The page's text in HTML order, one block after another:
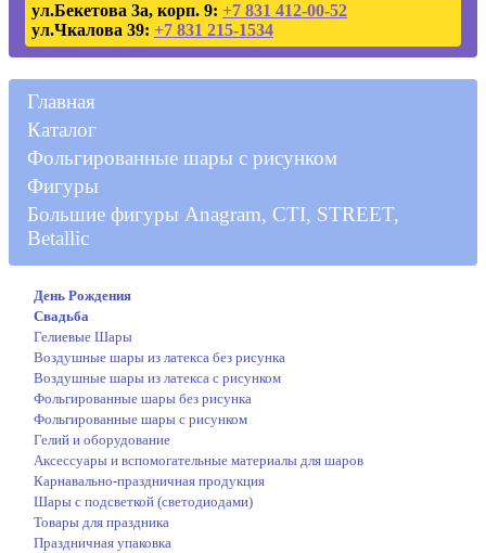
ул.Бекетова 3а, корп. 9: +7 831 412-00-52
ул.Чкалова 39: +7 831 215-1534
Главная
Каталог
Фольгированные шары с рисунком
Фигуры
Большие фигуры Anagram, CTI, STREET,
Betallic
День Рождения
Свадьба
Гелиевые Шары
Воздушные шары из латекса без рисунка
Воздушные шары из латекса с рисунком
Фольгированные шары без рисунка
Фольгированные шары с рисунком
Гелий и оборудование
Аксессуары и вспомогательные материалы для шаров
Карнавально-праздничная продукция
Шары с подсветкой (светодиодами)
Товары для праздника
Праздничная упаковка